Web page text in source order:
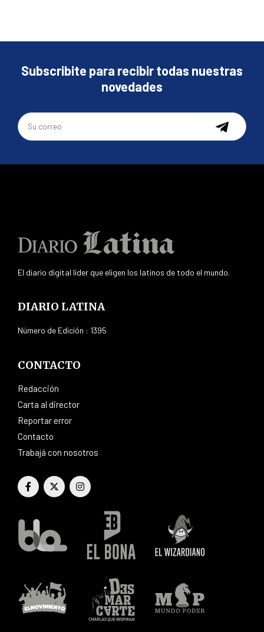
Subscribite para recibir todas nuestras
novedades
El diario digital líder que eligen los latinos de todo el mundo.
DIARIO LATINA
Número de Edición : 1395
CONTACTO
Redacción
Carta al director
Reportar error
Contacto
Trabajá con nosotros